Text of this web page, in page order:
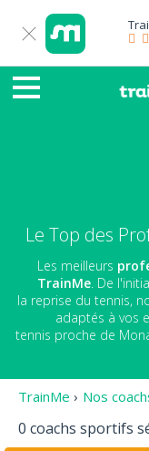
Le Top des
Les meilleurs
TrainMe . De
la reprise du tennis,
adaptés à vos
tennis proche de
TrainMe › Nos
0 coachs sportifs